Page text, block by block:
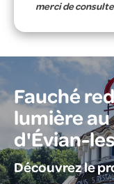
merci de
Fauché
lumière
d'Évian-
Découvrez le